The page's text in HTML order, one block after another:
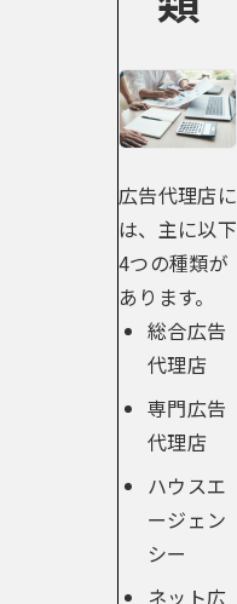
広告代理店に
は、主に以下
4つの種類が
あります。
総合広告
代理店
専門広告
代理店
ハウスエ
ージェン
シー
ネット広